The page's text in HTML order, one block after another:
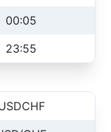
00:05
23:55